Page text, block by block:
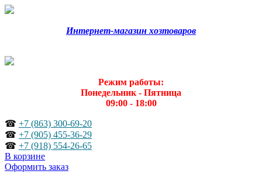
Интернет-магазин хозтоваров
Режим работы:
Понедельник - Пятница
09:00 - 18:00
☎ +7 (863) 300-69-20
☎ +7 (905) 455-36-29
☎ +7 (918) 554-26-65
В корзине
Оформить заказ